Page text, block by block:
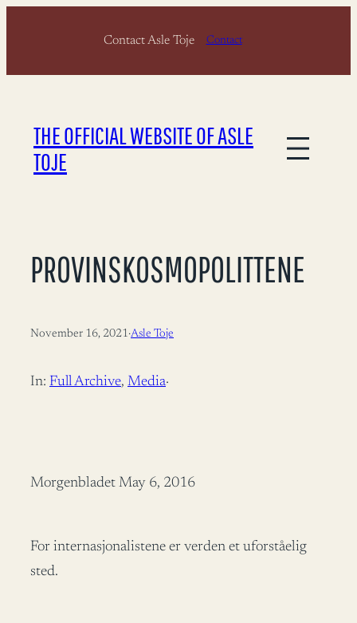
Contact Asle Toje Contact
THE OFFICIAL WEBSITE OF ASLE
TOJE
PROVINSKOSMOPOLITTENE
November 16, 2021·Asle Toje
In: Full Archive, Media·
Morgenbladet May 6, 2016
For internasjonalistene er verden et uforståelig
sted.